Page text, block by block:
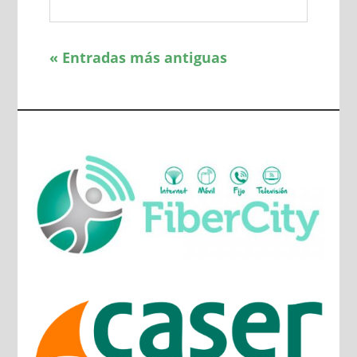
« Entradas más antiguas